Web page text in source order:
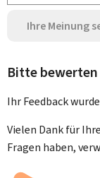
Ihre Meinung
Bitte bewerten
Ihr Feedback wurde
Vielen Dank für
Fragen haben,